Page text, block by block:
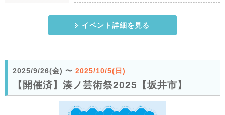
イベント詳細を見る
2025/9/26(金) 〜 2025/10/5(日)
【開催済】湊ノ芸術祭2025【坂井市】